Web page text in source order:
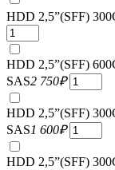
HDD 2,5”(SFF)
HDD 2,5”(SFF)
SAS2 750₽
HDD 2,5”(SFF)
SAS1 600₽
HDD 2,5”(SFF)